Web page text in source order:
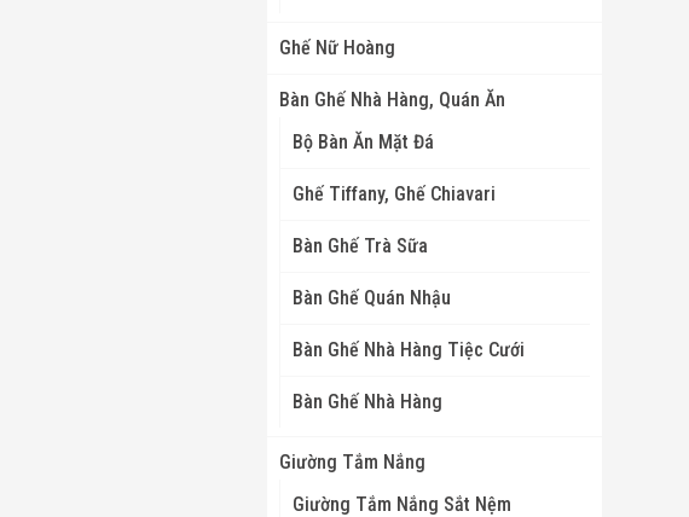
Ghế Nữ Hoàng
Bàn Ghế Nhà Hàng, Quán Ăn
Bộ Bàn Ăn Mặt Đá
Ghế Tiffany, Ghế Chiavari
Bàn Ghế Trà Sữa
Bàn Ghế Quán Nhậu
Bàn Ghế Nhà Hàng Tiệc Cưới
Bàn Ghế Nhà Hàng
Giường Tắm Nắng
Giường Tắm Nắng Sắt Nệm